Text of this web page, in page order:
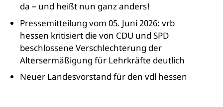
da – und heißt nun ganz anders!
Pressemitteilung vom 05. Juni 2026: vrb
hessen kritisiert die von CDU und SPD
beschlossene Verschlechterung der
Altersermäßigung für Lehrkräfte deutlich
Neuer Landesvorstand für den vdl hessen